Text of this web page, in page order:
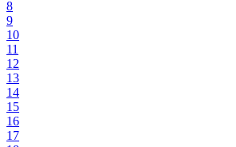
8
9
10
11
12
13
14
15
16
17